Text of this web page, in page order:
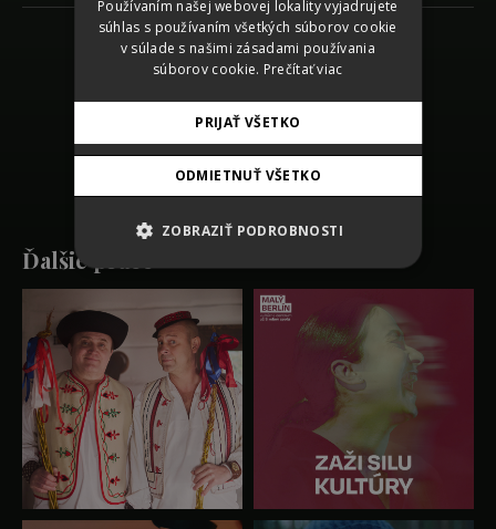
Späť na zoznam prác
SHARE
Ďalšie práce
ENGLISH
Používaním našej webovej lokality vyjadrujete
súhlas s používaním všetkých súborov cookie
v súlade s našimi zásadami používania
súborov cookie. Prečítať viac
PRIJAŤ VŠETKO
ODMIETNUŤ VŠETKO
ZOBRAZIŤ PODROBNOSTI